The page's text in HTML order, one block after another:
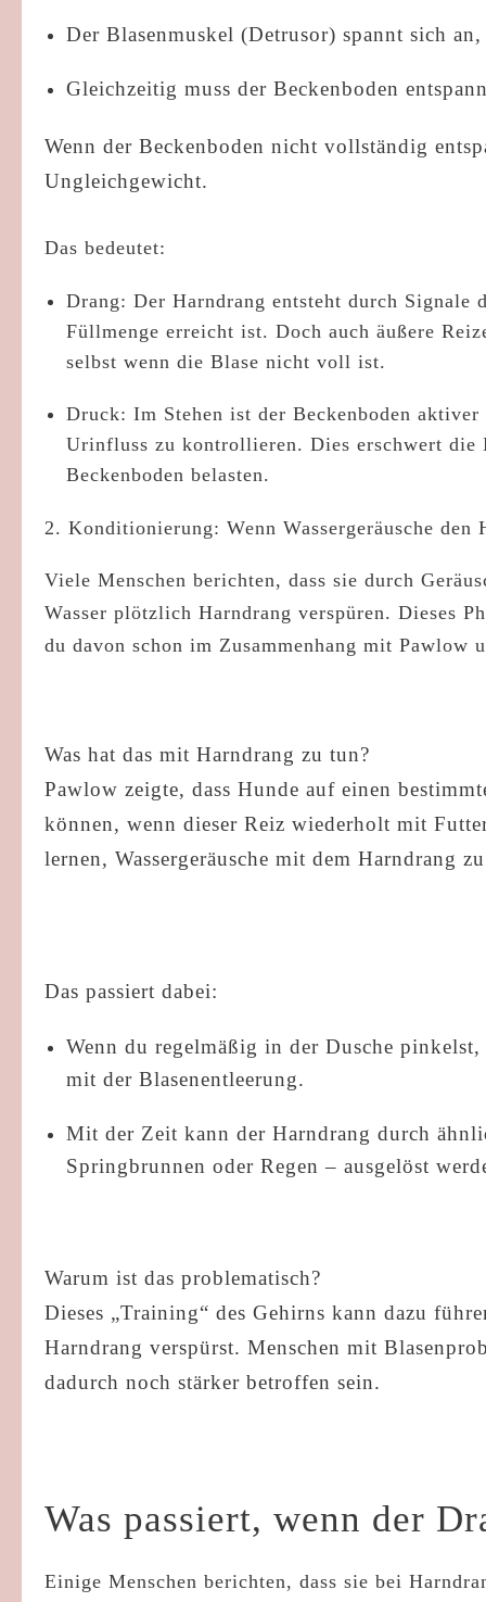
Der Blasenmuskel (Detrusor) spannt sich
Gleichzeitig muss der Beckenboden
Wenn der Beckenboden nicht vollständig
Ungleichgewicht.
Das bedeutet:
Drang: Der Harndrang entsteht durch Signale
Füllmenge erreicht ist. Doch auch äußere
selbst wenn die Blase nicht voll ist.
Druck: Im Stehen ist der Beckenboden
Urinfluss zu kontrollieren. Dies erschwert die
Beckenboden belasten.
2. Konditionierung: Wenn Wassergeräusche den
Viele Menschen berichten, dass sie durch
Wasser plötzlich Harndrang verspüren. Dieses
du davon schon im Zusammenhang mit Pawlow
Was hat das mit Harndrang zu tun?
Pawlow zeigte, dass Hunde auf einen
können, wenn dieser Reiz wiederholt mit
lernen, Wassergeräusche mit dem Harndrang
Das passiert dabei:
Wenn du regelmäßig in der Dusche
mit der Blasenentleerung.
Mit der Zeit kann der Harndrang durch
Springbrunnen oder Regen – ausgelöst
Warum ist das problematisch?
Dieses „Training“ des Gehirns kann dazu
Harndrang verspürst. Menschen mit
dadurch noch stärker betroffen sein.
Was passiert, wenn der
Einige Menschen berichten, dass sie bei